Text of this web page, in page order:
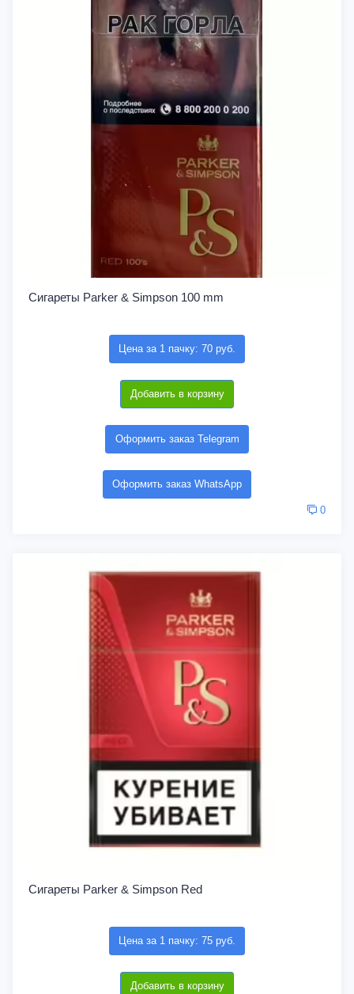
Сигареты Parker & Simpson 100 mm
Цена за 1 пачку: 70 руб.
Добавить в корзину
Оформить заказ Telegram
Оформить заказ WhatsApp
0
Сигареты Parker & Simpson Red
Цена за 1 пачку: 75 руб.
Добавить в корзину